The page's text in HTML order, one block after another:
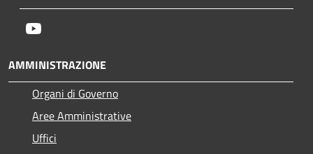
AMMINISTRAZIONE
Organi di Governo
Aree Amministrative
Uffici